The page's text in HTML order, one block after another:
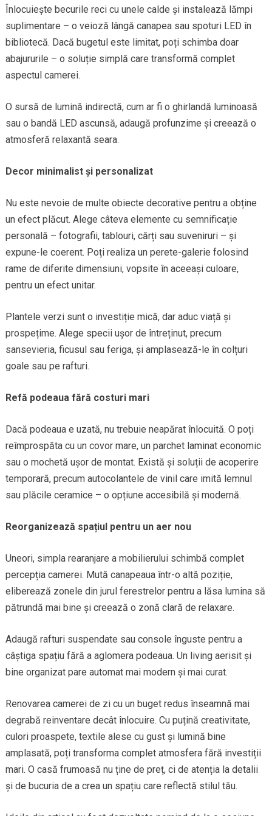
Înlocuiește becurile reci cu unele calde și instalează lămpi
suplimentare – o veioză lângă canapea sau spoturi LED în
bibliotecă. Dacă bugetul este limitat, poți schimba doar
abajururile – o soluție simplă care transformă complet
aspectul camerei.
O sursă de lumină indirectă, cum ar fi o ghirlandă luminoasă
sau o bandă LED ascunsă, adaugă profunzime și creează o
atmosferă relaxantă seara.
Decor minimalist și personalizat
Nu este nevoie de multe obiecte decorative pentru a obține
un efect plăcut. Alege câteva elemente cu semnificație
personală – fotografii, tablouri, cărți sau suveniruri – și
expune-le coerent. Poți realiza un perete-galerie folosind
rame de diferite dimensiuni, vopsite în aceeași culoare,
pentru un efect unitar.
Plantele verzi sunt o investiție mică, dar aduc viață și
prospețime. Alege specii ușor de întreținut, precum
sansevieria, ficusul sau feriga, și amplasează-le în colțuri
goale sau pe rafturi.
Refă podeaua fără costuri mari
Dacă podeaua e uzată, nu trebuie neapărat înlocuită. O poți
reîmprospăta cu un covor mare, un parchet laminat economic
sau o mochetă ușor de montat. Există și soluții de acoperire
temporară, precum autocolantele de vinil care imită lemnul
sau plăcile ceramice – o opțiune accesibilă și modernă.
Reorganizează spațiul pentru un aer nou
Uneori, simpla rearanjare a mobilierului schimbă complet
percepția camerei. Mută canapeaua într-o altă poziție,
eliberează zonele din jurul ferestrelor pentru a lăsa lumina să
pătrundă mai bine și creează o zonă clară de relaxare.
Adaugă rafturi suspendate sau console înguste pentru a
câștiga spațiu fără a aglomera podeaua. Un living aerisit și
bine organizat pare automat mai modern și mai curat.
Renovarea camerei de zi cu un buget redus înseamnă mai
degrabă reinventare decât înlocuire. Cu puțină creativitate,
culori proaspete, textile alese cu gust și lumină bine
amplasată, poți transforma complet atmosfera fără investiții
mari. O casă frumoasă nu ține de preț, ci de atenția la detalii
și de bucuria de a crea un spațiu care reflectă stilul tău.